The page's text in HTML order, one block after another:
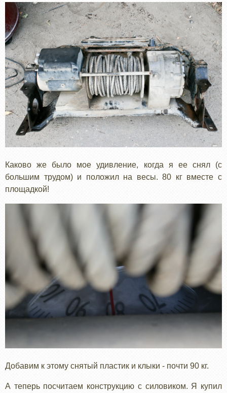
Каково же было мое удивление, когда я ее снял (с
большим трудом) и положил на весы. 80 кг вместе с
площадкой!
Добавим к этому снятый пластик и клыки - почти 90 кг.
А теперь посчитаем конструкцию с силовиком. Я купил